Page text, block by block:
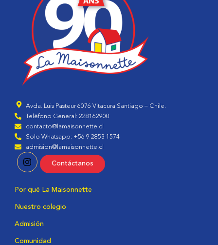
Avda. Luis Pasteur 6076 Vitacura Santiago – Chile.
Teléfono General: 228162900
contacto@lamaisonnette.cl
Solo Whatsapp: +56 9 2853 1574
admision@lamaisonnette.cl
Contáctanos
Por qué La Maisonnette
Nuestro colegio
Admisión
Comunidad